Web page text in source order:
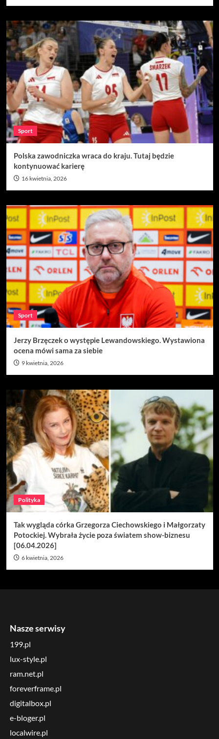
Sport
Polska zawodniczka wraca do kraju. Tutaj będzie
kontynuować karierę
16 kwietnia, 2026
Sport
Jerzy Brzęczek o występie Lewandowskiego. Wystawiona
ocena mówi sama za siebie
9 kwietnia, 2026
Polityka
Tak wygląda córka Grzegorza Ciechowskiego i Małgorzaty
Potockiej. Wybrała życie poza światem show-biznesu
[06.04.2026]
6 kwietnia, 2026
Nasze serwisy
199.pl
lux-style.pl
ram.net.pl
foreverframe.pl
digitalbox.pl
e-bloger.pl
localwire.pl